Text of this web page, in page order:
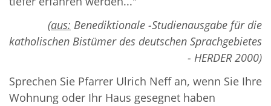
(aus: Benediktionale -Studienausgabe für die
katholischen Bistümer des deutschen Sprachgebietes
- HERDER 2000)
Sprechen Sie Pfarrer Ulrich Neff an, wenn Sie Ihre
Wohnung oder Ihr Haus gesegnet haben